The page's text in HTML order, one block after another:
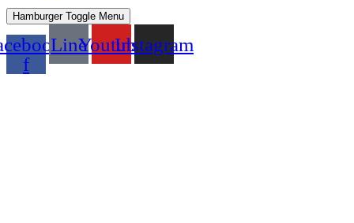
Hamburger Toggle Menu
f
LineYoutubeInstagram